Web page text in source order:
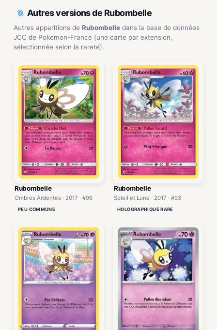
Autres versions de Rubombelle
Autres apparitions de Rubombelle dans la base de données
JCC de Pokemon-France (une carte par extension,
sélectionnée selon la rareté).
Rubombelle
Ombres Ardentes · 2017 · #96
PEU COMMUNE
Rubombelle
Soleil et Lune · 2017 · #93
HOLOGRAPHIQUE RARE